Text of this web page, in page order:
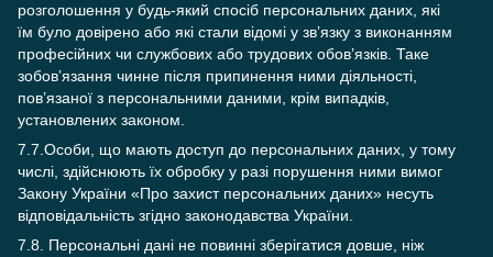
розголошення у будь-який спосіб персональних даних, які
їм було довірено або які стали відомі у зв’язку з виконанням
професійних чи службових або трудових обов’язків. Таке
зобов’язання чинне після припинення ними діяльності,
пов’язаної з персональними даними, крім випадків,
установлених законом.
7.7.Особи, що мають доступ до персональних даних, у тому
числі, здійснюють їх обробку у разі порушення ними вимог
Закону України «Про захист персональних даних» несуть
відповідальність згідно законодавства України.
7.8. Персональні дані не повинні зберігатися довше, ніж